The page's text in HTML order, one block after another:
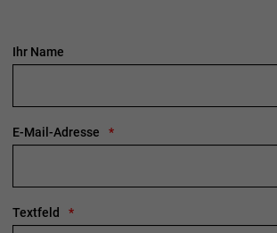
Ihr Name
E-Mail-Adresse
Textfeld